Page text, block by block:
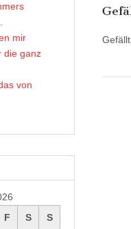
mir
die ganz
von
F S S